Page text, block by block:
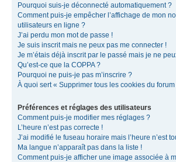
Pourquoi suis-je déconnecté automatiquement ?
Comment puis-je empêcher l’affichage de mon
utilisateurs en ligne ?
J’ai perdu mon mot de passe !
Je suis inscrit mais ne peux pas me connecter !
Je m’étais déjà inscrit par le passé mais je ne
Qu’est-ce que la COPPA ?
Pourquoi ne puis-je pas m’inscrire ?
À quoi sert « Supprimer tous les cookies du
Préférences et réglages des utilisateurs
Comment puis-je modifier mes réglages ?
L’heure n’est pas correcte !
J’ai modifié le fuseau horaire mais l’heure n’est
Ma langue n’apparaît pas dans la liste !
Comment puis-je afficher une image associée à